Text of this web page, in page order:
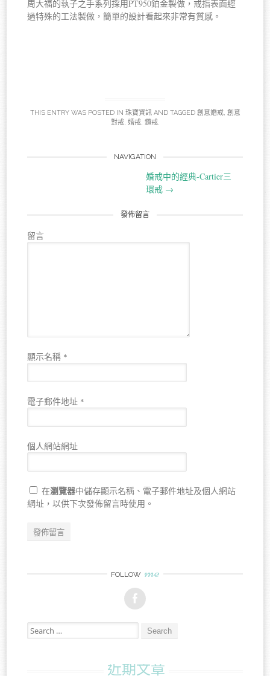
周大福的執子之手系列採用PT950鉑金製做，戒指表面經
過特殊的工法製做，簡單的設計看起來非常有質感。
THIS ENTRY WAS POSTED IN 珠寶資訊AND TAGGED 創意婚戒, 創意
對戒, 婚戒, 鑽戒.
Post navigation
NAVIGATION
婚戒中的經典-Cartier三
環戒 →
發佈留言
留言
顯示名稱 *
電子郵件地址 *
個人網站網址
在瀏覽器中儲存顯示名稱、電子郵件地址及個人網站
網址，以供下次發佈留言時使用。
FOLLOW me
Search for:
近期文章